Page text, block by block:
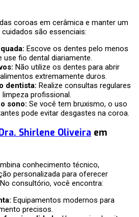
coroas em cerâmica e manter um
são essenciais:
Escove os dentes pelo menos
use fio dental diariamente.
Não utilize os dentes para abrir
extremamente duros.
dentista: Realize consultas regulares
profissional.
sono: Se você tem bruxismo, o uso
pode evitar desgastes na coroa.
Shirlene Oliveira em
conhecimento técnico,
personalizada para oferecer
consultório, você encontra:
Equipamentos modernos para
precisos.